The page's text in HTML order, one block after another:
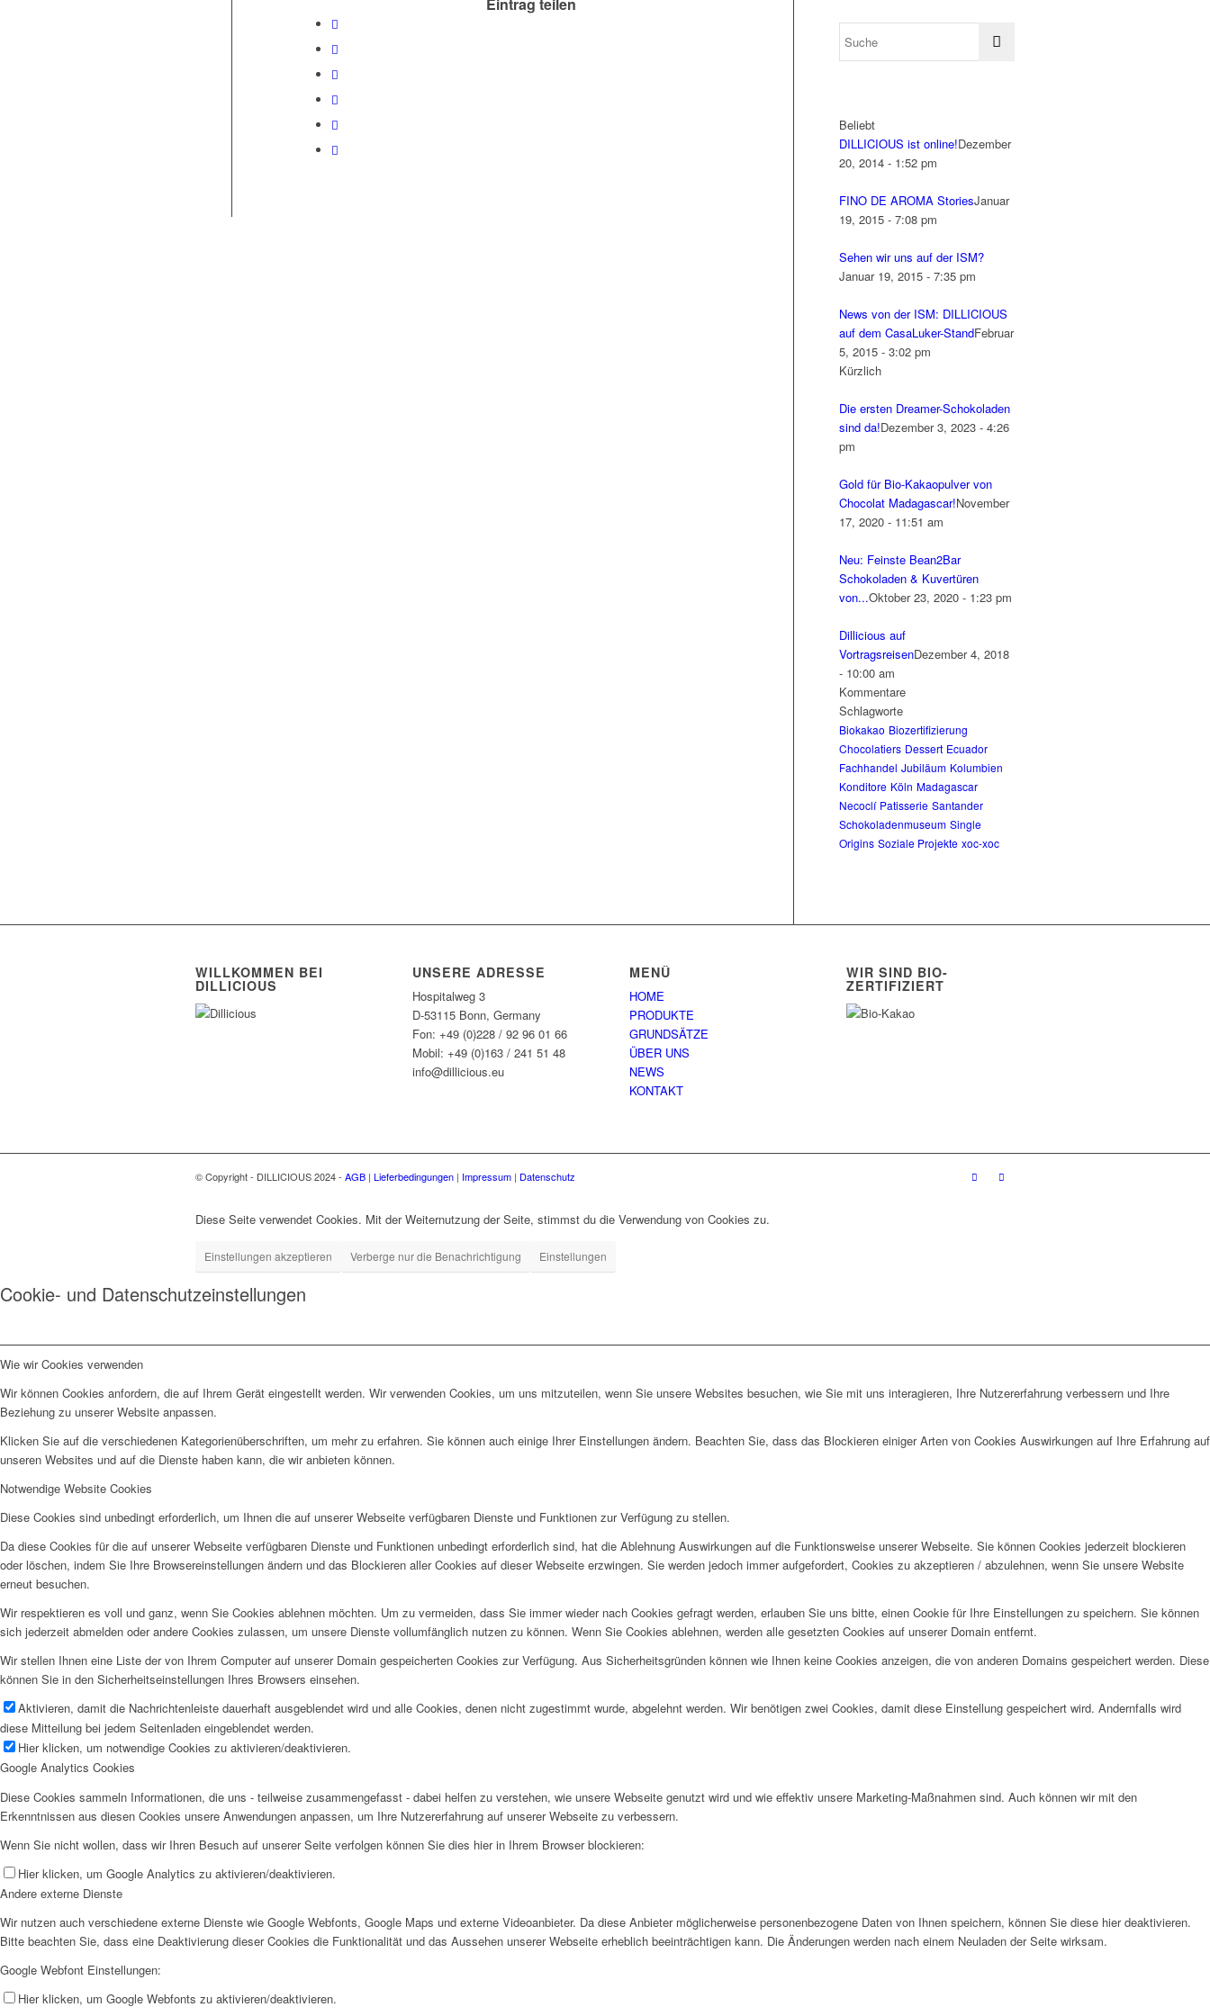
Beliebt
DILLICIOUS ist online!Dezember
20, 2014 - 1:52 pm
FINO DE AROMA StoriesJanuar
19, 2015 - 7:08 pm
Sehen wir uns auf der ISM?
Januar 19, 2015 - 7:35 pm
News von der ISM: DILLICIOUS
auf dem CasaLuker-StandFebruar
5, 2015 - 3:02 pm
Kürzlich
Die ersten Dreamer-Schokoladen
sind da!Dezember 3, 2023 - 4:26
pm
Gold für Bio-Kakaopulver von
Chocolat Madagascar!November
17, 2020 - 11:51 am
Neu: Feinste Bean2Bar
Schokoladen & Kuvertüren
von...Oktober 23, 2020 - 1:23 pm
Dillicious auf
VortragsreisenDezember 4, 2018
- 10:00 am
Kommentare
Schlagworte
Biokakao Biozertifizierung
Chocolatiers Dessert Ecuador
Fachhandel Jubiläum Kolumbien
Konditore Köln Madagascar
Necoclí Patisserie Santander
Schokoladenmuseum Single
Origins Soziale Projekte xoc-xoc
WILLKOMMEN BEI
DILLICIOUS
UNSERE ADRESSE
Hospitalweg 3
D-53115 Bonn, Germany
Fon: +49 (0)228 / 92 96 01 66
Mobil: +49 (0)163 / 241 51 48
info@dillicious.eu
MENÜ
HOME
PRODUKTE
GRUNDSÄTZE
ÜBER UNS
NEWS
KONTAKT
WIR SIND BIO-
ZERTIFIZIERT
© Copyright - DILLICIOUS 2024 - AGB | Lieferbedingungen | Impressum | Datenschutz
Diese Seite verwendet Cookies. Mit der Weiternutzung der Seite, stimmst du die Verwendung von Cookies zu.
Einstellungen akzeptieren Verberge nur die Benachrichtigung Einstellungen
Cookie- und Datenschutzeinstellungen
Wie wir Cookies verwenden
Wir können Cookies anfordern, die auf Ihrem Gerät eingestellt werden. Wir verwenden Cookies, um uns mitzuteilen, wenn Sie unsere Websites besuchen, wie Sie mit uns interagieren, Ihre Nutzererfahrung verbessern und Ihre
Beziehung zu unserer Website anpassen.
Klicken Sie auf die verschiedenen Kategorienüberschriften, um mehr zu erfahren. Sie können auch einige Ihrer Einstellungen ändern. Beachten Sie, dass das Blockieren einiger Arten von Cookies Auswirkungen auf Ihre Erfahrung auf
unseren Websites und auf die Dienste haben kann, die wir anbieten können.
Notwendige Website Cookies
Diese Cookies sind unbedingt erforderlich, um Ihnen die auf unserer Webseite verfügbaren Dienste und Funktionen zur Verfügung zu stellen.
Da diese Cookies für die auf unserer Webseite verfügbaren Dienste und Funktionen unbedingt erforderlich sind, hat die Ablehnung Auswirkungen auf die Funktionsweise unserer Webseite. Sie können Cookies jederzeit blockieren
oder löschen, indem Sie Ihre Browsereinstellungen ändern und das Blockieren aller Cookies auf dieser Webseite erzwingen. Sie werden jedoch immer aufgefordert, Cookies zu akzeptieren / abzulehnen, wenn Sie unsere Website
erneut besuchen.
Wir respektieren es voll und ganz, wenn Sie Cookies ablehnen möchten. Um zu vermeiden, dass Sie immer wieder nach Cookies gefragt werden, erlauben Sie uns bitte, einen Cookie für Ihre Einstellungen zu speichern. Sie können
sich jederzeit abmelden oder andere Cookies zulassen, um unsere Dienste vollumfänglich nutzen zu können. Wenn Sie Cookies ablehnen, werden alle gesetzten Cookies auf unserer Domain entfernt.
Wir stellen Ihnen eine Liste der von Ihrem Computer auf unserer Domain gespeicherten Cookies zur Verfügung. Aus Sicherheitsgründen können wie Ihnen keine Cookies anzeigen, die von anderen Domains gespeichert werden. Diese
können Sie in den Sicherheitseinstellungen Ihres Browsers einsehen.
Aktivieren, damit die Nachrichtenleiste dauerhaft ausgeblendet wird und alle Cookies, denen nicht zugestimmt wurde, abgelehnt werden. Wir benötigen zwei Cookies, damit diese Einstellung gespeichert wird. Andernfalls wird
diese Mitteilung bei jedem Seitenladen eingeblendet werden.
Hier klicken, um notwendige Cookies zu aktivieren/deaktivieren.
Google Analytics Cookies
Diese Cookies sammeln Informationen, die uns - teilweise zusammengefasst - dabei helfen zu verstehen, wie unsere Webseite genutzt wird und wie effektiv unsere Marketing-Maßnahmen sind. Auch können wir mit den
Erkenntnissen aus diesen Cookies unsere Anwendungen anpassen, um Ihre Nutzererfahrung auf unserer Webseite zu verbessern.
Wenn Sie nicht wollen, dass wir Ihren Besuch auf unserer Seite verfolgen können Sie dies hier in Ihrem Browser blockieren:
Hier klicken, um Google Analytics zu aktivieren/deaktivieren.
Andere externe Dienste
Wir nutzen auch verschiedene externe Dienste wie Google Webfonts, Google Maps und externe Videoanbieter. Da diese Anbieter möglicherweise personenbezogene Daten von Ihnen speichern, können Sie diese hier deaktivieren.
Bitte beachten Sie, dass eine Deaktivierung dieser Cookies die Funktionalität und das Aussehen unserer Webseite erheblich beeinträchtigen kann. Die Änderungen werden nach einem Neuladen der Seite wirksam.
Google Webfont Einstellungen:
Hier klicken, um Google Webfonts zu aktivieren/deaktivieren.